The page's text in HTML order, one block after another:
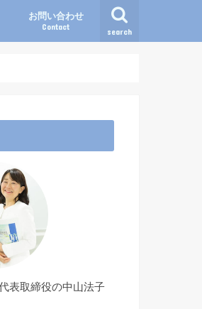
search
お問い合わせ
Contact
表取締役の中山法子